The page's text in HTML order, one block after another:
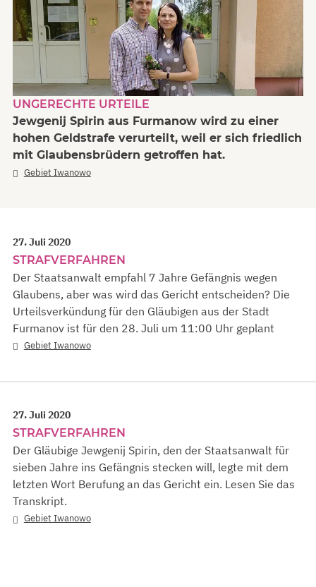
UNGERECHTE URTEILE
Jewgenij Spirin aus Furmanow wird zu einer
hohen Geldstrafe verurteilt, weil er sich friedlich
mit Glaubensbrüdern getroffen hat.
Gebiet Iwanowo
27. Juli 2020
STRAFVERFAHREN
Der Staatsanwalt empfahl 7 Jahre Gefängnis wegen
Glaubens, aber was wird das Gericht entscheiden? Die
Urteilsverkündung für den Gläubigen aus der Stadt
Furmanov ist für den 28. Juli um 11:00 Uhr geplant
Gebiet Iwanowo
27. Juli 2020
STRAFVERFAHREN
Der Gläubige Jewgenij Spirin, den der Staatsanwalt für
sieben Jahre ins Gefängnis stecken will, legte mit dem
letzten Wort Berufung an das Gericht ein. Lesen Sie das
Transkript.
Gebiet Iwanowo